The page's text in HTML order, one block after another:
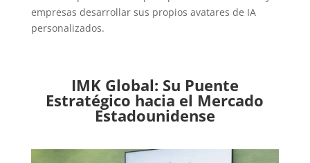
empresas desarrollar sus propios avatares de IA
personalizados.
IMK Global: Su Puente
Estratégico hacia el Mercado
Estadounidense